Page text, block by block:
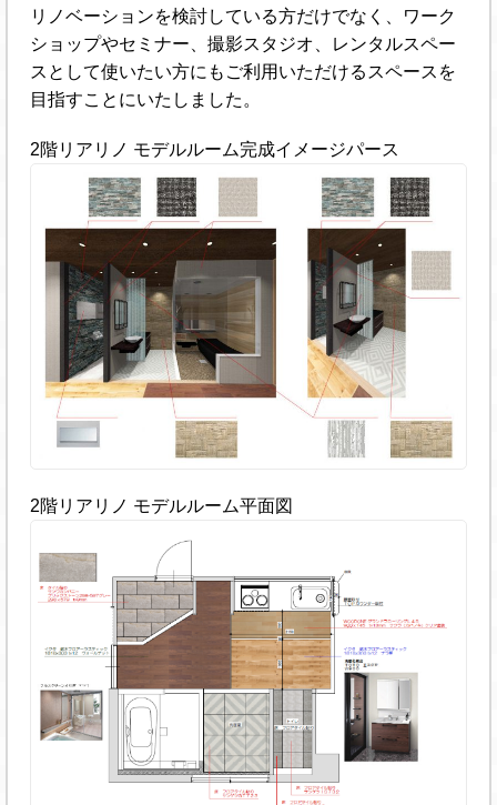
リノベーションを検討している方だけでなく、ワーク
ショップやセミナー、撮影スタジオ、レンタルスペー
スとして使いたい方にもご利用いただけるスペースを
目指すことにいたしました。
2階リアリノ モデルルーム完成イメージパース
2階リアリノ モデルルーム平面図